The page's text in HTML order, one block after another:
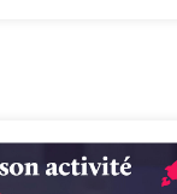
! Que demander de
note et un avis sur